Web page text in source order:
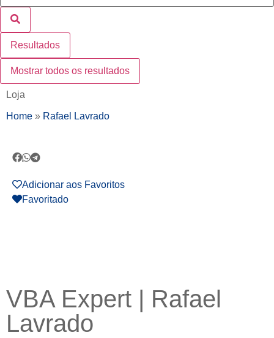
Resultados
Mostrar todos os resultados
Loja
Home » Rafael Lavrado
Adicionar aos Favoritos
Favoritado
VBA Expert | Rafael
Lavrado